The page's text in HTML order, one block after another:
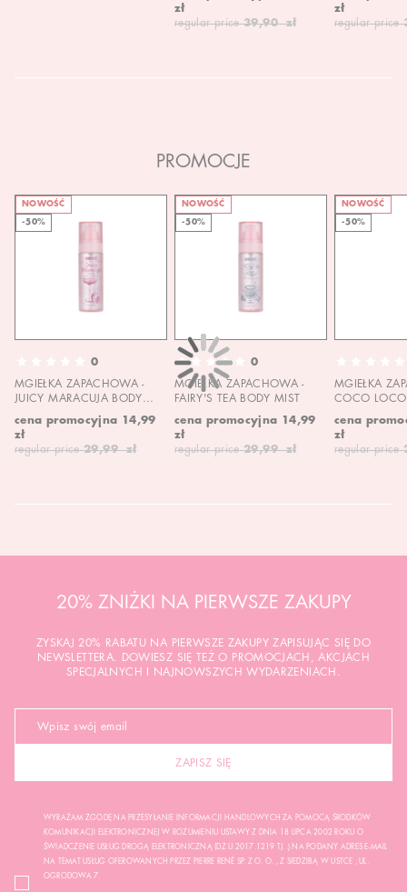
zł
regular price 39,90 zł
zł
regular price
PROMOCJE
NOWOŚĆ
-50%
0
MGIEŁKA ZAPACHOWA -
JUICY MARACUJA BODY
cena promocyjna 14,99
zł
regular price 29,99 zł
NOWOŚĆ
-50%
0
MGIEŁKA ZAPACHOWA -
FAIRY'S TEA BODY MIST
cena promocyjna 14,99
zł
regular price 29,99 zł
NOWOŚĆ
-50%
MGIEŁKA
COCO
cena
zł
regular price
20% ZNIŻKI NA PIERWSZE ZAKUPY
ZYSKAJ 20% RABATU NA PIERWSZE ZAKUPY ZAPISUJĄC SIĘ DO
NEWSLETTERA. DOWIESZ SIĘ TEŻ O PROMOCJACH, AKCJACH
SPECJALNYCH I NAJNOWSZYCH WYDARZENIACH.
ZAPISZ SIĘ
WYRAŻAM ZGODĘ NA PRZESYŁANIE INFORMACJI HANDLOWYCH ZA POMOCĄ ŚRODKÓW
KOMUNIKACJI ELEKTRONICZNEJ W ROZUMIENIU USTAWY Z DNIA 18 LIPCA 2002 ROKU O
ŚWIADCZENIE USŁUG DROGĄ ELEKTRONICZNĄ (DZ.U.2017.1219 TJ..) NA PODANY ADRES E-MAIL
NA TEMAT USŁUG OFEROWANYCH PRZEZ PIERRE RENÉ SP. Z O. O. , Z SIEDZIBĄ W USTCE , UL.
OGRODOWA 7.